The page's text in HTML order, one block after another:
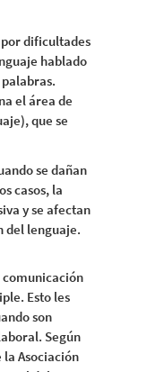
dificultades
hablado
el área de
que se
se dañan
casos, la
y se afectan
del lenguaje.
Esto les
son
Según
la Asociación